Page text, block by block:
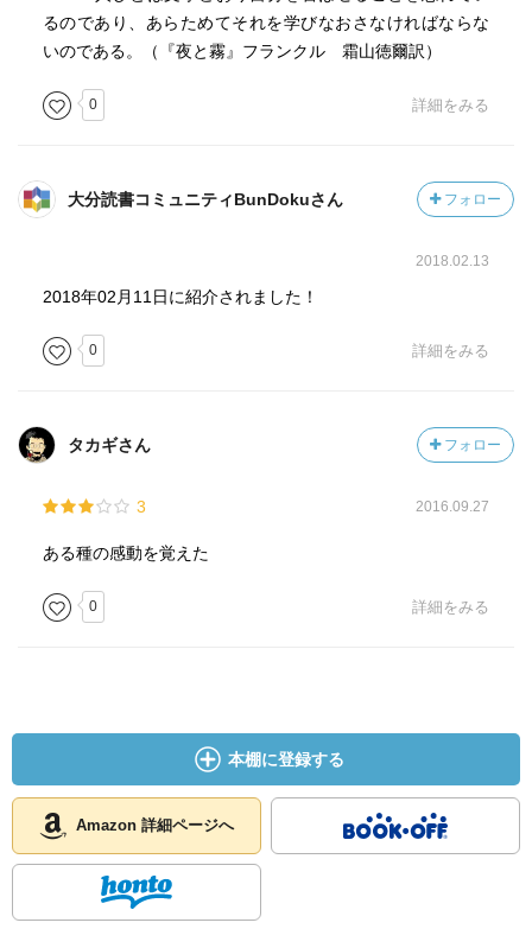
るのであり、あらためてそれを学びなおさなければならな
いのである。（『夜と霧』フランクル 霜山徳爾訳）
0 詳細をみる
大分読書コミュニティBunDokuさん フォロー
2018.02.13
2018年02月11日に紹介されました！
0 詳細をみる
タカギさん フォロー
3 2016.09.27
ある種の感動を覚えた
0 詳細をみる
本棚に登録する
Amazon 詳細ページへ